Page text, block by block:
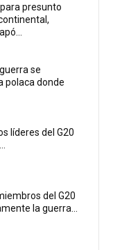
presunto
se
polaca donde
líderes del G20
del G20
la guerra...